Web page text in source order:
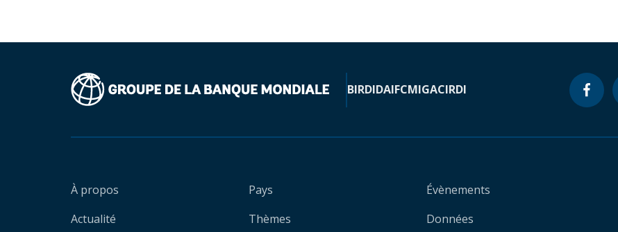
BIRDIDAIFCMIGACIRDI
À propos
Actualité
Pays
Thèmes
Évènements
Données